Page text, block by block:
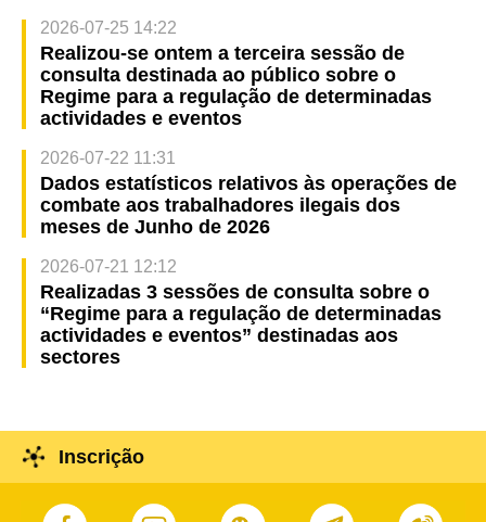
2026-07-25 14:22
Realizou-se ontem a terceira sessão de
consulta destinada ao público sobre o
Regime para a regulação de determinadas
actividades e eventos
2026-07-22 11:31
Dados estatísticos relativos às operações de
combate aos trabalhadores ilegais dos
meses de Junho de 2026
2026-07-21 12:12
Realizadas 3 sessões de consulta sobre o
“Regime para a regulação de determinadas
actividades e eventos” destinadas aos
sectores
Inscrição